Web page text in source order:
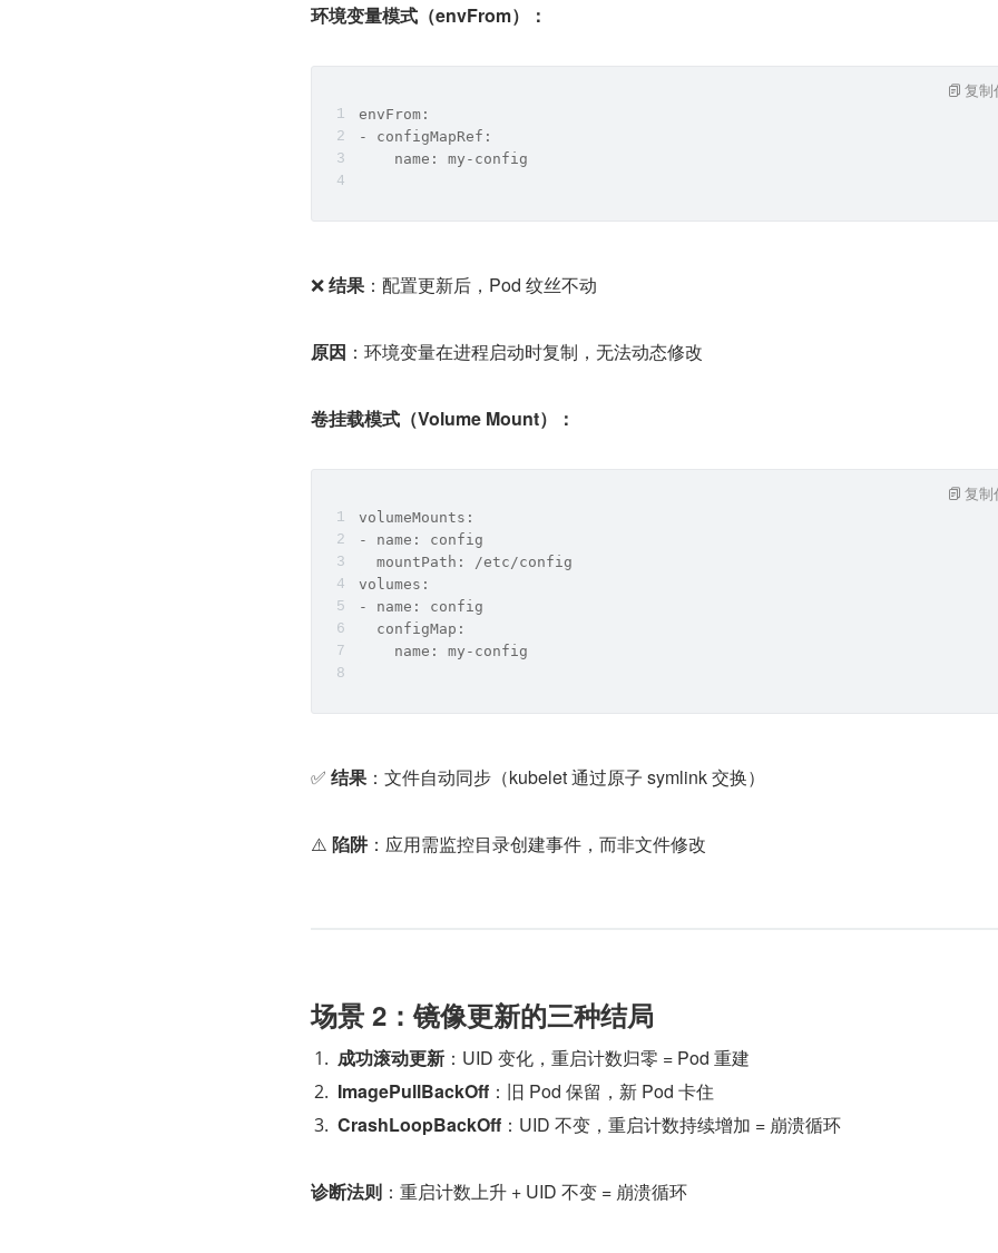
环境变量模式（envFrom）：
envFrom:
- configMapRef:
    name: my-config
复制
❌ 结果 ：配置更新后，Pod 纹丝不动
原因 ：环境变量在进程启动时复制，无法动态修改
卷挂载模式（Volume Mount）：
volumeMounts:
- name: config
  mountPath: /etc/config
volumes:
- name: config
  configMap:
    name: my-config
复制
✅ 结果 ：文件自动同步（kubelet 通过原子 symlink 交换）
⚠️ 陷阱 ：应用需监控目录创建事件，而非文件修改
场景 2：镜像更新的三种结局
成功滚动更新 ：UID 变化，重启计数归零 = Pod 重建
ImagePullBackOff ：旧 Pod 保留，新 Pod 卡住
CrashLoopBackOff ：UID 不变，重启计数持续增加 = 崩溃循环
诊断法则 ：重启计数上升 + UID 不变 = 崩溃循环